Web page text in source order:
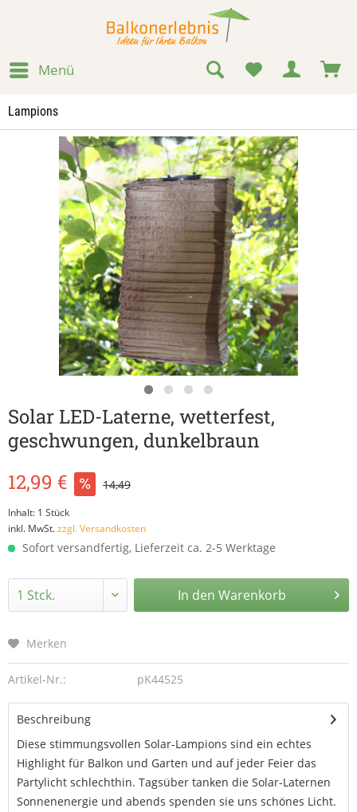
Menü
Lampions
Solar LED-Laterne, wetterfest,
geschwungen, dunkelbraun
12,99 €
14,49
Inhalt: 1 Stück
inkl. MwSt.zzgl. Versandkosten
Sofort versandfertig, Lieferzeit ca. 2-5 Werktage
In denWarenkorb
Merken
Artikel-Nr.: pK44525
Beschreibung
Diese stimmungsvollen Solar-Lampions sind ein echtes
Highlight für Balkon und Garten und auf jeder Feier das
Partylicht schlechthin. Tagsüber tanken die Solar-Laternen
Sonnenenergie und abends spenden sie uns schönes Licht.